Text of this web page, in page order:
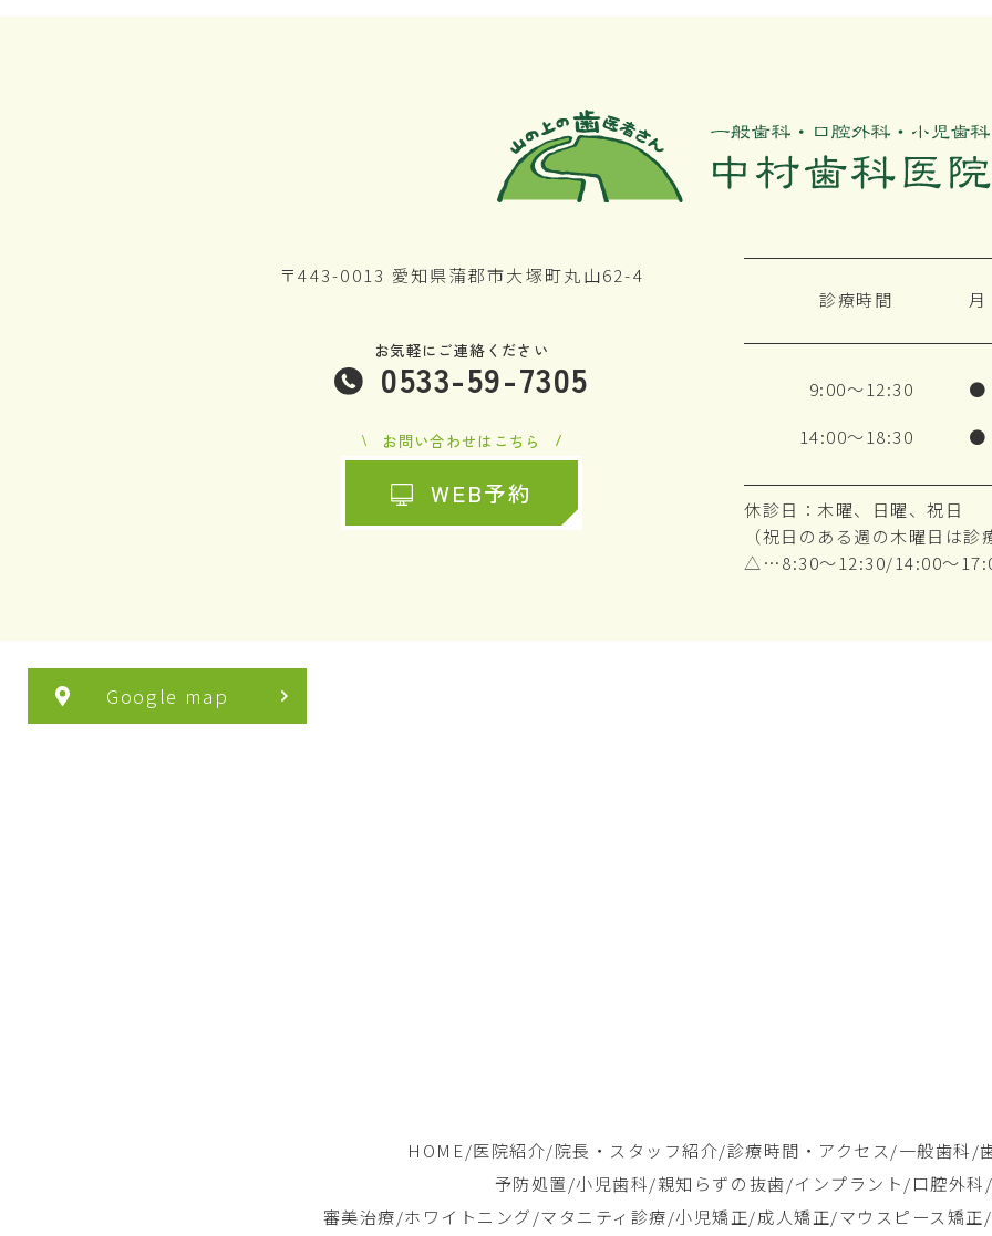
〒443-0013 愛知県蒲郡市大塚町丸山62-4
お気軽にご連絡ください
0533-59-7305
お問い合わせはこちら
WEB予約
診療時間 月
9:00～12:30 ●
14:00～18:30
●
休診日：木曜、日曜、祝日
（祝日のある週の木曜日は診
△…8:30～12:30/14:00～
Google map
HOME/医院紹介/院長・スタッフ紹介/診療時間・アクセス/一般歯科/
予防処置/小児歯科/親知らずの抜歯/インプラント/口腔外科/
審美治療/ホワイトニング/マタニティ診療/小児矯正/成人矯正/マウスピース矯正/